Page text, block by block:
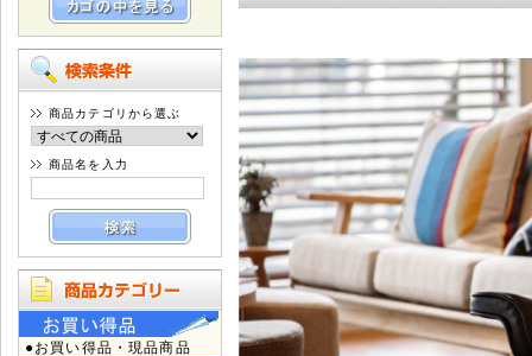
商品カテゴリから選ぶ
商品名を入力
●お買い得品・現品商品